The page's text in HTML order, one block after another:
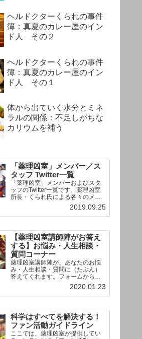
ヘルドクターくられの事件
簿：真夏のカレー屋のイン
ド人 その２
ヘルドクターくられの事件
簿：真夏のカレー屋のイン
ド人 その１
体から出ていく水分とミネ
ラルの関係：不足しがちな
カリウムを補う
「薬理凶室」メンバー／ス
タッフ Twitter一覧
「薬理凶室」メンバーおよびスタ
ッフのTwitter一覧です。薬理凶室
所長・くられ氏による各々のメン
バーの一言紹介付き。Twitterへの
リンクの下にあるフォローボタン
を押すとそのままフォローできま
2019.09.25
【薬理凶室講師陣がお答え
する】お悩み・人生相談・
質問コーナー
薬理凶室講師陣が、あなたのお悩
み・人生相談・質問に（たぶん）
答えてくれます。フォームからお
送りいただいた相談は、順次、動
画として公開される予定（時期未
定）！ どうぞお気軽にご質問く
2020.01.23
科学はすべてを解決する！
ファン活動ガイドライン
ここでは、薬理凶室が提供してい